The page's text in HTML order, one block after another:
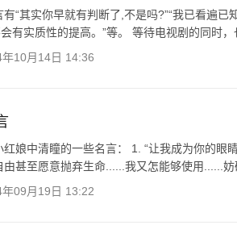
“其实你早就有判断了,不是吗?”“我已看遍
有实质性的提高。”等。 等待电视剧的同时
年10月14日 14:36
红娘中清瞳的一些名言： 1. “让我成为你的眼
由甚至愿意抛弃生命......我又怎能够使用......妨
年09月19日 13:22